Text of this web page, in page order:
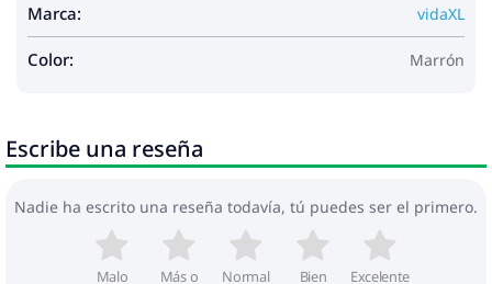
Marca: vidaXL
Color: Marrón
Escribe una reseña
Nadie ha escrito una reseña todavía, tú puedes ser el primero.
Malo
Más o
Normal Bien Excelente